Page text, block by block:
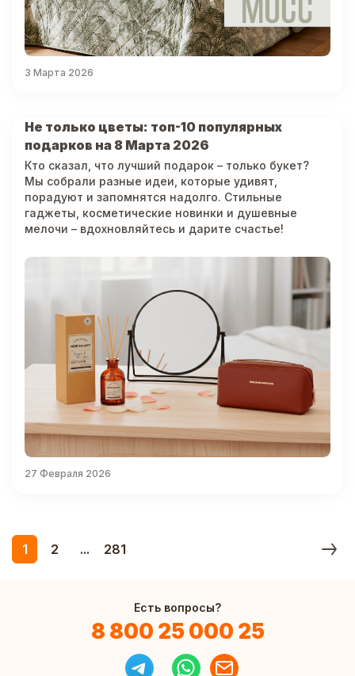
3 Марта 2026
27 Февраля 2026
Не только цветы: топ-10 популярных
подарков на 8 Марта 2026
Кто сказал, что лучший подарок – только букет?
Мы собрали разные идеи, которые удивят,
порадуют и запомнятся надолго. Стильные
гаджеты, косметические новинки и душевные
мелочи – вдохновляйтесь и дарите счастье!
1 2 ... 281
Есть вопросы?
8 800 25 000 25